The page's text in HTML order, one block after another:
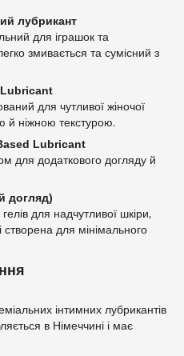
лубрикант
для іграшок та
змивається та сумісний з
для чутливої жіночої
й ніжною текстурою.
Lubricant
для додаткового догляду й
догляд)
для надчутливої шкіри,
для мінімального
інтимних лубрикантів
в Німеччині і має